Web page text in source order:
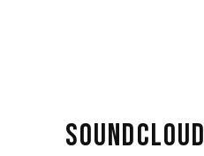
SOUNDCLOUD